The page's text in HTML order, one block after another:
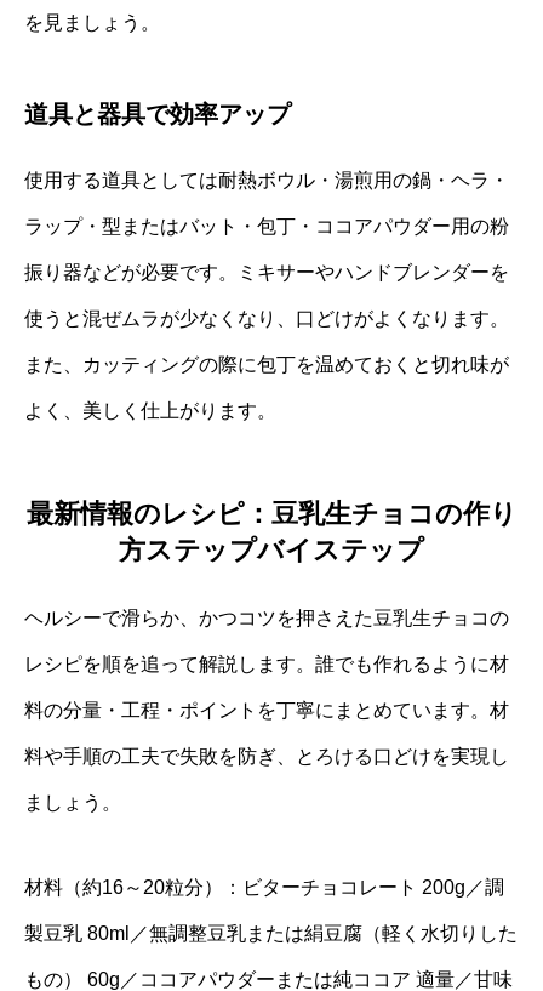
を見ましょう。
道具と器具で効率アップ
使用する道具としては耐熱ボウル・湯煎用の鍋・ヘラ・
ラップ・型またはバット・包丁・ココアパウダー用の粉
振り器などが必要です。ミキサーやハンドブレンダーを
使うと混ぜムラが少なくなり、口どけがよくなります。
また、カッティングの際に包丁を温めておくと切れ味が
よく、美しく仕上がります。
最新情報のレシピ：豆乳生チョコの作り
方ステップバイステップ
ヘルシーで滑らか、かつコツを押さえた豆乳生チョコの
レシピを順を追って解説します。誰でも作れるように材
料の分量・工程・ポイントを丁寧にまとめています。材
料や手順の工夫で失敗を防ぎ、とろける口どけを実現し
ましょう。
材料（約16～20粒分）：ビターチョコレート 200g／調
製豆乳 80ml／無調整豆乳または絹豆腐（軽く水切りした
もの） 60g／ココアパウダーまたは純ココア 適量／甘味